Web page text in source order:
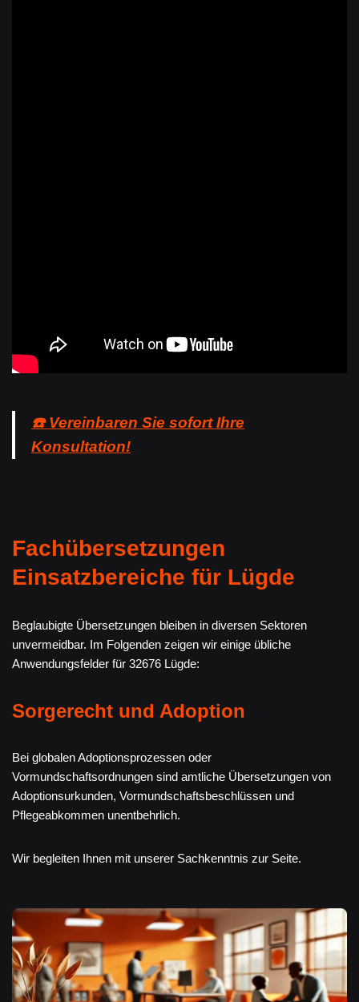
☎️ Vereinbaren Sie sofort Ihre
Konsultation!
Fachübersetzungen
Einsatzbereiche für Lügde
Beglaubigte Übersetzungen bleiben in diversen Sektoren
unvermeidbar. Im Folgenden zeigen wir einige übliche
Anwendungsfelder für 32676 Lügde:
Sorgerecht und Adoption
Bei globalen Adoptionsprozessen oder
Vormundschaftsordnungen sind amtliche Übersetzungen von
Adoptionsurkunden, Vormundschaftsbeschlüssen und
Pflegeabkommen unentbehrlich.
Wir begleiten Ihnen mit unserer Sachkenntnis zur Seite.